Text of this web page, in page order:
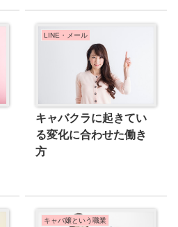
LINE・メール
キャバクラに起きてい
る変化に合わせた働き
方
キャバ嬢という職業